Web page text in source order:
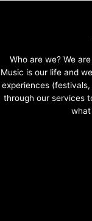
Who are we? We
Music is our life and
experiences
through our services
what